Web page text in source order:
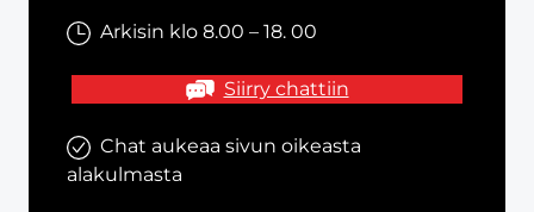
Arkisin klo 8.00 – 18. 00
Siirry chattiin
Chat aukeaa sivun oikeasta
alakulmasta